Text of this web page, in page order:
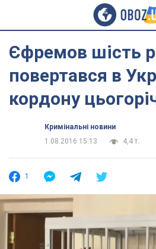
Єфремов шість
повертався в
кордону
Кримінальні новини
1.08.2016 15:13
4,4 т.
1